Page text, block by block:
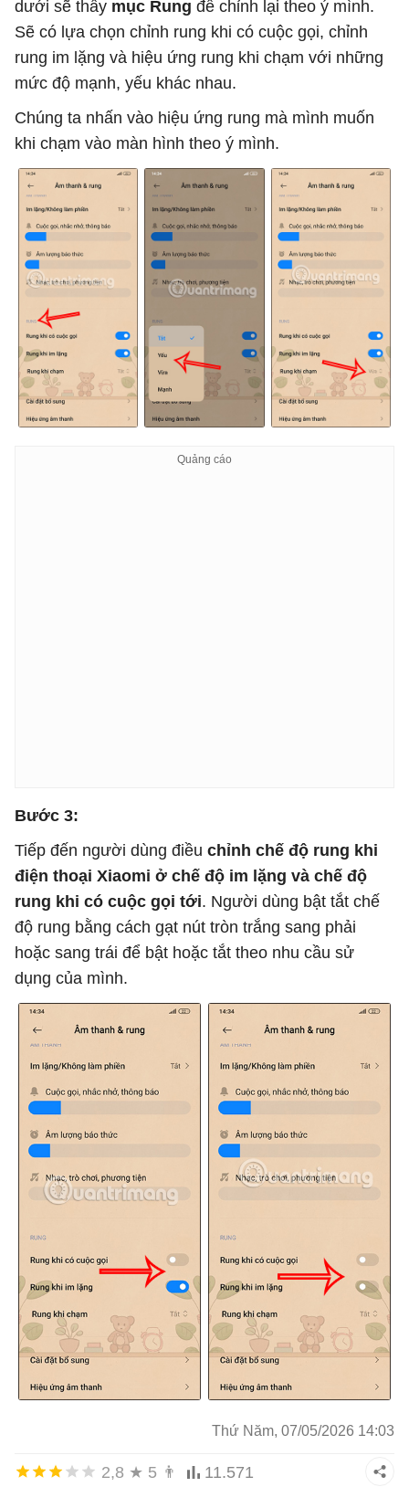
dưới sẽ thấy mục Rung để chỉnh lại theo ý mình.
Sẽ có lựa chọn chỉnh rung khi có cuộc gọi, chỉnh
rung im lặng và hiệu ứng rung khi chạm với những
mức độ mạnh, yếu khác nhau.
Chúng ta nhấn vào hiệu ứng rung mà mình muốn
khi chạm vào màn hình theo ý mình.
Bước 3:
Tiếp đến người dùng điều chỉnh chế độ rung khi
điện thoại Xiaomi ở chế độ im lặng và chế độ
rung khi có cuộc gọi tới. Người dùng bật tắt chế
độ rung bằng cách gạt nút tròn trắng sang phải
hoặc sang trái để bật hoặc tắt theo nhu cầu sử
dụng của mình.
Thứ Năm, 07/05/2026 14:03
2,8 ★ 5 👨 11.571